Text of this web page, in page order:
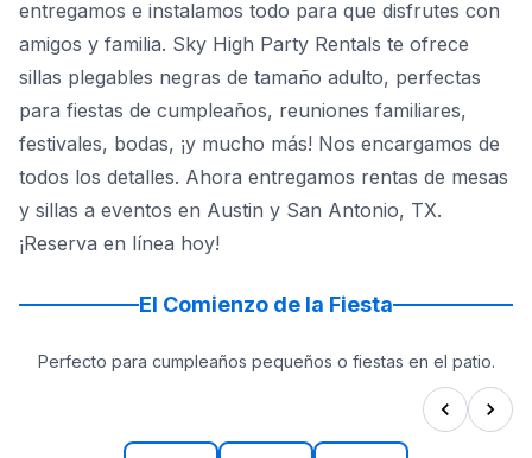
entregamos e instalamos todo para que disfrutes con
amigos y familia. Sky High Party Rentals te ofrece
sillas plegables negras de tamaño adulto, perfectas
para fiestas de cumpleaños, reuniones familiares,
festivales, bodas, ¡y mucho más! Nos encargamos de
todos los detalles. Ahora entregamos rentas de mesas
y sillas a eventos en Austin y San Antonio, TX.
¡Reserva en línea hoy!
El Comienzo de la Fiesta
Perfecto para cumpleaños pequeños o fiestas en el patio.